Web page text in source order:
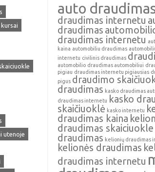
utenoje
auto
draudimas internetu
draudimas
draudimas internetu
kaina automobiliu draudimas
internetu civilinis draudimas
automobilio draudimas automobiliui
pigiau draudimas internetu pigiausias
pigus draudimo
draudimas kasko draudimas
draudimas internetu
kasko
skaičiuoklė kasko internetu
draudimas kaina
draudimas skaiciuokle
draudimas kelionių draudimas
kelionės draudimas
draudimas internetu